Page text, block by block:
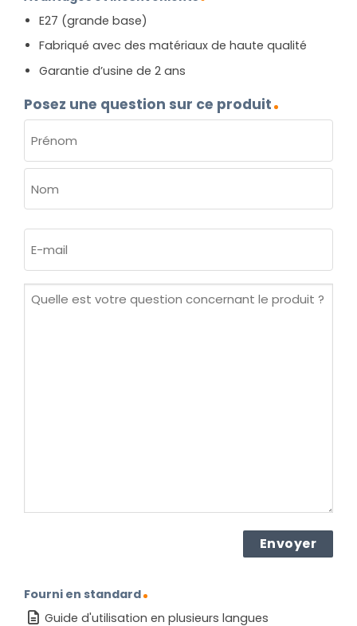
E27 (grande base)
Fabriqué avec des matériaux de haute qualité
Garantie d’usine de 2 ans
Posez une question sur ce produit
(NÉCESSAIRE)
Prénom
mail
Quelle
Fourni en standard
Guide d'utilisation en plusieurs langues